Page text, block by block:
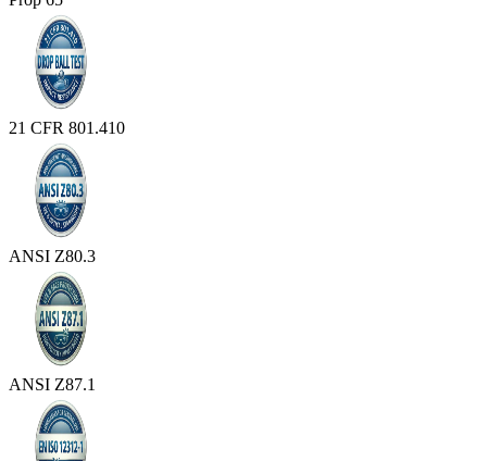
21 CFR 801.410
ANSI Z80.3
ANSI Z87.1